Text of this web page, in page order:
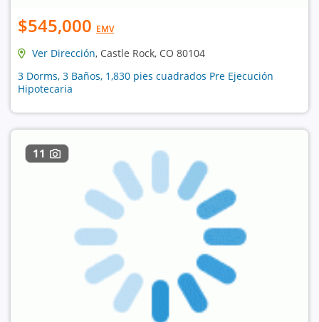
$545,000 EMV
Ver Dirección, Castle Rock, CO 80104
3 Dorms, 3 Baños, 1,830 pies cuadrados Pre Ejecución
Hipotecaria
11